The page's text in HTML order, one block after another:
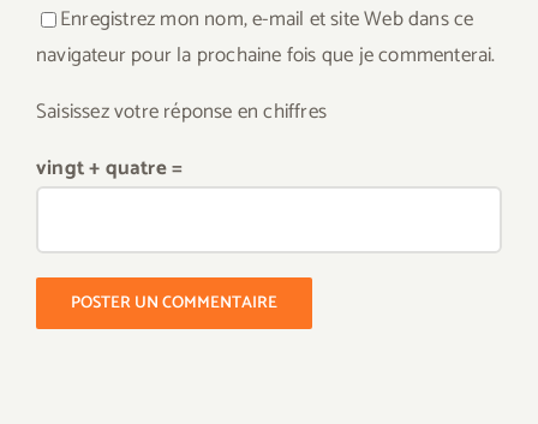
Enregistrez mon nom, e-mail et site Web dans ce
navigateur pour la prochaine fois que je commenterai.
Saisissez votre réponse en chiffres
vingt + quatre =